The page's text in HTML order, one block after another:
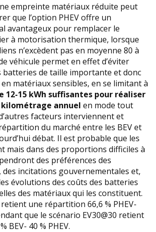
empreinte matériaux réduite peut
que l’option PHEV offre un
avantageux pour remplacer le
à motorisation thermique, lorsque
n’excèdent pas en moyenne 80 à
véhicule permet en effet d’éviter
batteries de taille importante et donc
matériaux sensibles, en se limitant à
12-15 kWh suffisantes pour réaliser
kilométrage annuel en mode tout
facteurs interviennent et
du marché entre les BEV et
débat. Il est probable que les
mais dans des proportions difficiles à
des préférences des
incitations gouvernementales et,
évolutions des coûts des batteries
des matériaux qui les constituent.
une répartition 66,6 % PHEV-
que le scénario EV30@30 retient
BEV- 40 % PHEV.